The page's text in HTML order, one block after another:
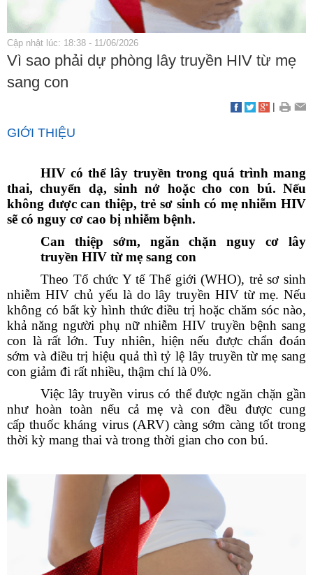
Cập nhật lúc: 18:38 - 11/06/2026
Vì sao phải dự phòng lây truyền HIV từ mẹ
sang con
|
GIỚI THIỆU
HIV có thể lây truyền trong quá trình mang
thai, chuyển dạ, sinh nở hoặc cho con bú. Nếu
không được can thiệp, trẻ sơ sinh có mẹ nhiễm HIV
sẽ có nguy cơ cao bị nhiễm bệnh.
Can thiệp sớm, ngăn chặn nguy cơ lây
truyền HIV từ mẹ sang con
Theo Tổ chức Y tế Thế giới (WHO), trẻ sơ sinh
nhiễm HIV chủ yếu là do lây truyền HIV từ mẹ. Nếu
không có bất kỳ hình thức điều trị hoặc chăm sóc nào,
khả năng người phụ nữ nhiễm HIV truyền bệnh sang
con là rất lớn. Tuy nhiên, hiện nếu được chẩn đoán
sớm và điều trị hiệu quả thì tỷ lệ lây truyền từ mẹ sang
con giảm đi rất nhiều, thậm chí là 0%.
Việc lây truyền virus có thể được ngăn chặn gần
như hoàn toàn nếu cả mẹ và con đều được cung
cấpthuốc kháng virus(ARV) càng sớm càng tốt trong
thời kỳ mang thai và trong thời gian cho con bú.